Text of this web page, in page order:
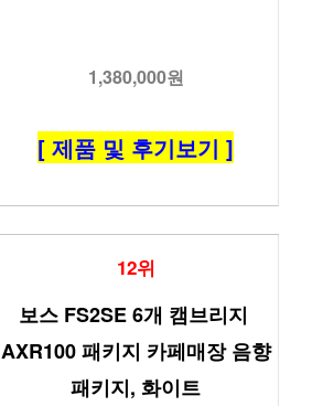
1,380,000원
[ 제품 및 후기보기 ]
12위
보스 FS2SE 6개 캠브리지
AXR100 패키지 카페매장 음향
패키지, 화이트